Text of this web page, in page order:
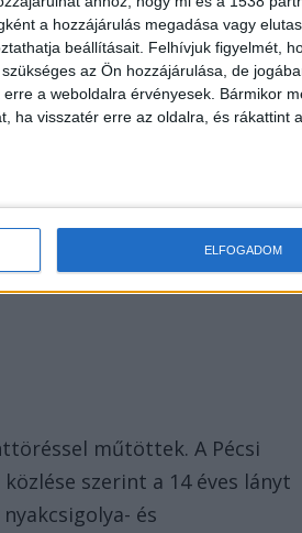
a hozzájárulás megadása vagy
beállításait. Felhívjuk figyelmét,
az Ön hozzájárulása, de
a weboldalra érvényesek. Bármikor
ha visszatér erre az oldalra, és rákattint
ELFOGADOM
műtöttek. A Pécsi
szerint a 14 éves lányt
és